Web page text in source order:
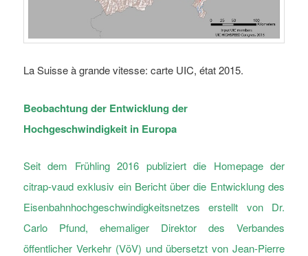
La Suisse à grande vitesse: carte UIC, état 2015.
Beobachtung der Entwicklung der
Hochgeschwindigkeit in Europa
Seit dem Frühling 2016 publiziert die Homepage der
citrap-vaud exklusiv ein Bericht über die Entwicklung des
Eisenbahnhochgeschwindigkeitsnetzes erstellt von Dr.
Carlo Pfund, ehemaliger Direktor des Verbandes
öffentlicher Verkehr (VöV) und übersetzt von Jean-Pierre